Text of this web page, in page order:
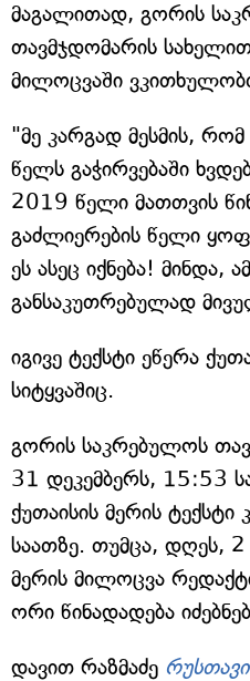
მაგალითად, გორის
თავმჯდომარის
მილოცვაში
"მე კარგად მესმის,
წელს გაჭირვებაში
2019 წელი მათთვის
გაძლიერების წელი
ეს ასეც იქნება! მინდა,
განსაკუთრებულად
იგივე ტექსტი ეწერა
სიტყვაშიც.
გორის საკრებულოს
31 დეკემბერს, 15:53
ქუთაისის მერის
საათზე. თუმცა, დღეს, 2
მერის მილოცვა
ორი წინადადება
დავით რაზმაძე